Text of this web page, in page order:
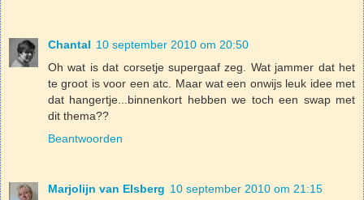
Chantal 10 september 2010 om 20:50
Oh wat is dat corsetje supergaaf zeg. Wat jammer dat het
te groot is voor een atc. Maar wat een onwijs leuk idee met
dat hangertje...binnenkort hebben we toch een swap met
dit thema??
Beantwoorden
Marjolijn van Elsberg 10 september 2010 om 21:15